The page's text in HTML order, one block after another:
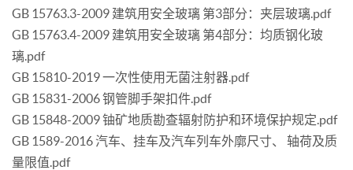
GB 15763.3-2009 建筑用安全玻璃 第3部分：夹层玻璃.pdf
GB 15763.4-2009 建筑用安全玻璃 第4部分：均质钢化玻
璃.pdf
GB 15810-2019 一次性使用无菌注射器.pdf
GB 15831-2006 钢管脚手架扣件.pdf
GB 15848-2009 铀矿地质勘查辐射防护和环境保护规定.pdf
GB 1589-2016 汽车、挂车及汽车列车外廓尺寸、 轴荷及质
量限值.pdf